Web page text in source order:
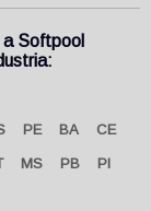
Softpool
PE BA CE
MS PB PI